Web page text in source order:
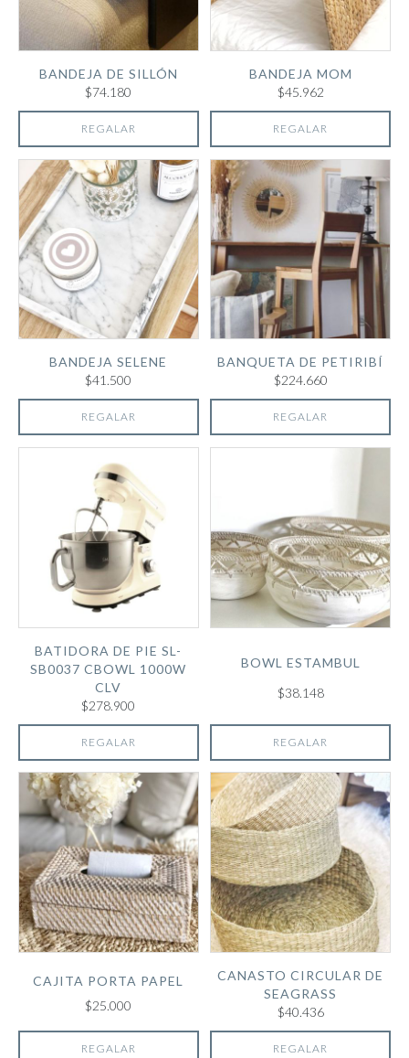
BANDEJA DE SILLÓN
$74.180
REGALAR
BANDEJA MOM
$45.962
REGALAR
BANDEJA SELENE
$41.500
REGALAR
BANQUETA DE PETIRIBÍ
$224.660
REGALAR
BATIDORA DE PIE SL-
SB0037 CBOWL 1000W
CLV
$278.900
REGALAR
BOWL ESTAMBUL
$38.148
REGALAR
CAJITA PORTA PAPEL
$25.000
REGALAR
CANASTO CIRCULAR DE
SEAGRASS
$40.436
REGALAR